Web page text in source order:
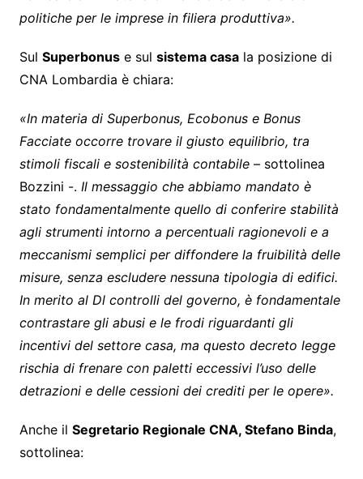
politiche per le imprese in filiera produttiva».
Sul Superbonuse sul sistema casala posizione di
CNA Lombardia è chiara:
«In materia di Superbonus, Ecobonus e Bonus
Facciate occorre trovare il giusto equilibrio, tra
stimoli fiscali e sostenibilità contabile– sottolinea
Bozzini -. Il messaggio che abbiamo mandato è
stato fondamentalmente quello di conferire stabilità
agli strumenti intorno a percentuali ragionevoli e a
meccanismi semplici per diffondere la fruibilità delle
misure, senza escludere nessuna tipologia di edifici.
In merito al Dl controlli del governo, è fondamentale
contrastare gli abusi e le frodi riguardanti gli
incentivi del settore casa, ma questo decreto legge
rischia di frenare con paletti eccessivi l’uso delle
detrazioni e delle cessioni dei crediti per le opere».
Anche il Segretario Regionale CNA, Stefano Binda,
sottolinea: